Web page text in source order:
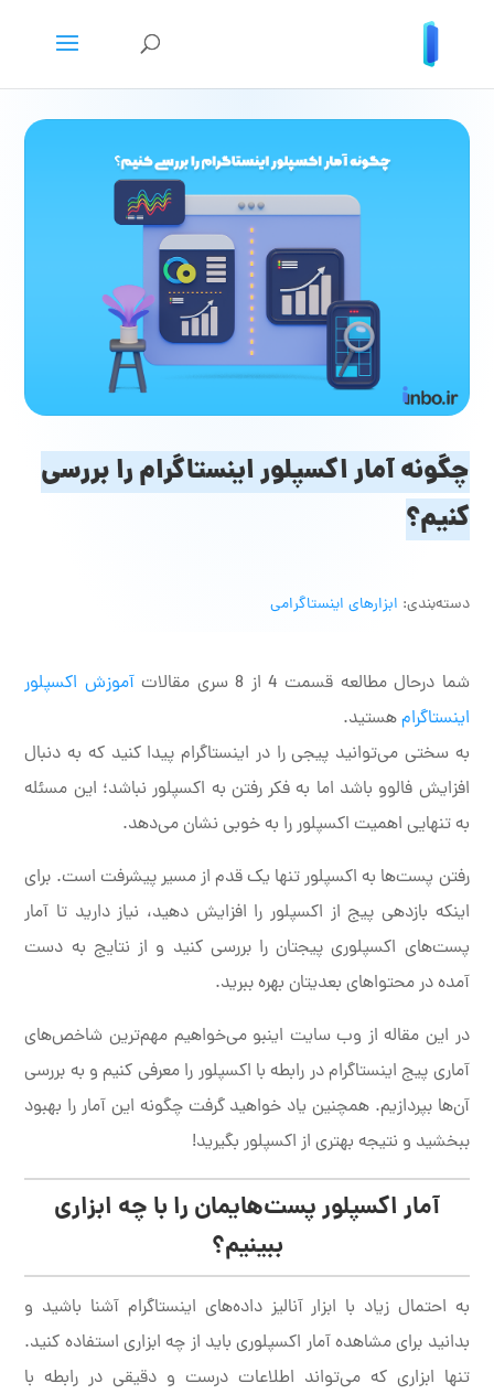
چگونه آمار اکسپلور اینستاگرام را بررسی
کنیم؟
دسته‌بندی: ابزارهای اینستاگرامی
شما درحال مطالعه قسمت 4 از 8 سری مقالات
آموزش اکسپلور
اینستاگرامهستید.
به سختی می‌توانید پیجی را در اینستاگرام پیدا کنید که به دنبال
افزایش فالوو باشد اما به فکر رفتن به اکسپلور نباشد؛ این مسئله
به تنهایی اهمیت اکسپلور را به خوبی نشان می‌دهد.
رفتن پست‌ها به اکسپلور تنها یک قدم از مسیر پیشرفت است. برای
اینکه بازدهی پیج از اکسپلور را افزایش دهید، نیاز دارید تا آمار
پست‌های اکسپلوری پیجتان را بررسی کنید و از نتایج به دست
آمده در محتواهای بعدیتان بهره ببرید.
در این مقاله از وب سایت اینبو می‌خواهیم مهم‌ترین شاخص‌های
آماری پیج اینستاگرام در رابطه با اکسپلور را معرفی کنیم و به بررسی
آن‌ها بپردازیم. همچنین یاد خواهید گرفت چگونه این آمار را بهبود
ببخشید و نتیجه بهتری از اکسپلور بگیرید!
آمار اکسپلور پست‌هایمان را با چه ابزاری
ببینیم؟
به احتمال زیاد با ابزار آنالیز داده‌های اینستاگرام آشنا باشید و
بدانید برای مشاهده آمار اکسپلوری باید از چه ابزاری استفاده کنید.
تنها ابزاری که می‌تواند اطلاعات درست و دقیقی در رابطه با